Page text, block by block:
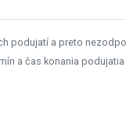
podujatí a preto
a čas konania